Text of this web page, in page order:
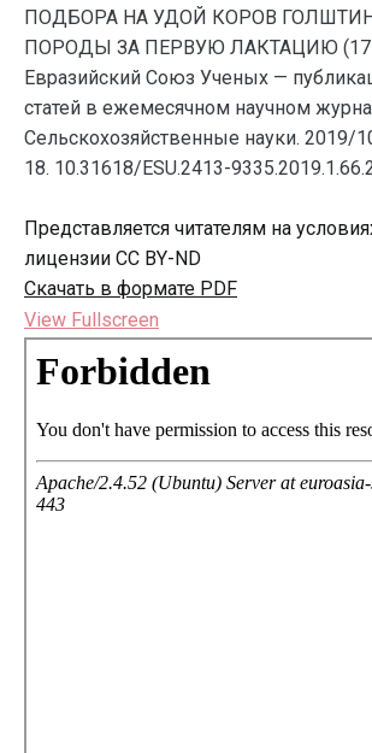
ПОДБОРА НА УДОЙ КОРОВ
ПОРОДЫ ЗА ПЕРВУЮ ЛАКТАЦИЮ
Евразийский Союз Ученых —
статей в ежемесячном научном
Сельскохозяйственные науки. 2019/
18. 10.31618/ESU.2413-
Представляется читателям на
лицензии CC BY-ND
Скачать в формате PDF
View Fullscreen
Перейти
содержимому